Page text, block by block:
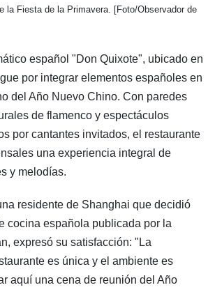
la Fiesta de la Primavera. [Foto/Observador de
español "Don Quixote", ubicado en
por integrar elementos españoles en
del Año Nuevo Chino. Con paredes
de flamenco y espectáculos
por cantantes invitados, el restaurante
una experiencia integral de
y melodías.
residente de Shanghai que decidió
cocina española publicada por la
expresó su satisfacción: "La
es única y el ambiente es
aquí una cena de reunión del Año